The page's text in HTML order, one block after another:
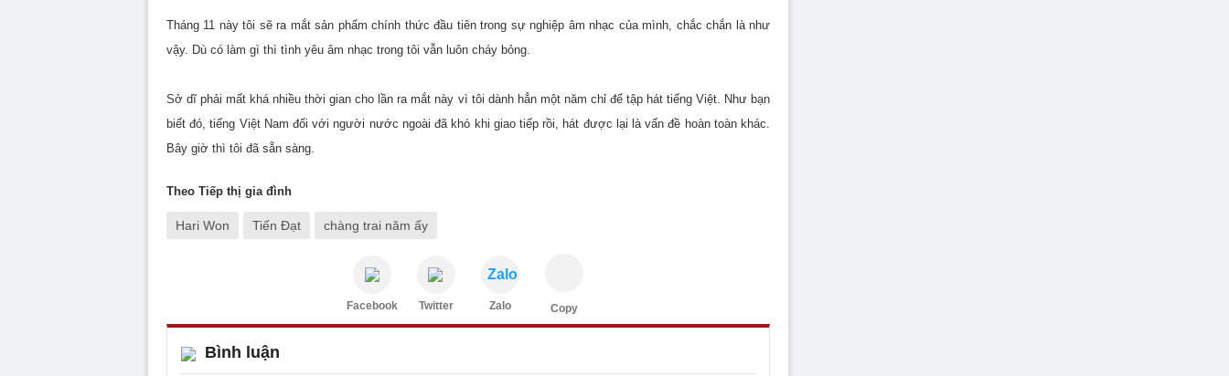
Tháng 11 này tôi sẽ ra mắt sản phẩm chính thức đầu tiên trong sự nghiệp âm nhạc của mình, chắc chắn là như
vậy. Dù có làm gì thì tình yêu âm nhạc trong tôi vẫn luôn cháy bỏng.
Sở dĩ phải mất khá nhiều thời gian cho lần ra mắt này vì tôi dành hẳn một năm chỉ để tập hát tiếng Việt. Như bạn
biết đó, tiếng Việt Nam đối với người nước ngoài đã khó khi giao tiếp rồi, hát được lại là vấn đề hoàn toàn khác.
Bây giờ thì tôi đã sẵn sàng.
Theo Tiếp thị gia đình
Hari Won Tiến Đạt chàng trai năm ấy
Facebook Twitter
Zalo
Zalo Copy
Bình luận